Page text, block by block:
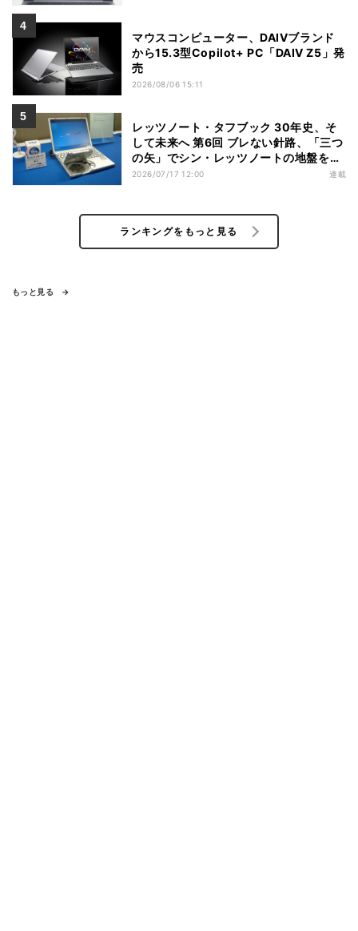
マウスコンピューター、DAIVブランド
から15.3型Copilot+ PC「DAIV Z5」発
売
2026/08/06 15:11
レッツノート・タフブック 30年史、そ
して未来へ 第6回 ブレない針路、「三つ
の矢」でシン・レッツノートの地盤を築
く
2026/07/17 12:00 連載
ランキングをもっと見る
もっと見る